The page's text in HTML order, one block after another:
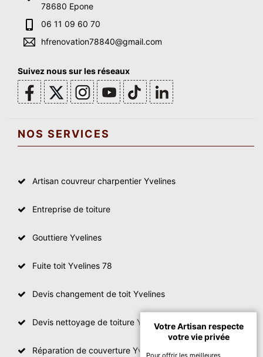
78680 Epone
06 11 09 60 70
hfrenovation78840@gmail.com
Suivez nous sur les réseaux
NOS SERVICES
Artisan couvreur charpentier Yvelines
Entreprise de toiture
Gouttiere Yvelines
Fuite toit Yvelines 78
Devis changement de toit Yvelines
Devis nettoyage de toiture Yvelines
Réparation de couverture Yvelines
Votre Artisan respecte
votre vie privée
Pour offrir les meilleures